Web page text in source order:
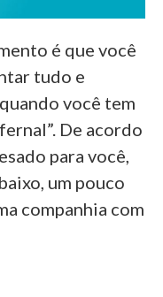
é que você
tudo e
você tem
De acordo
para você,
um pouco
companhia com